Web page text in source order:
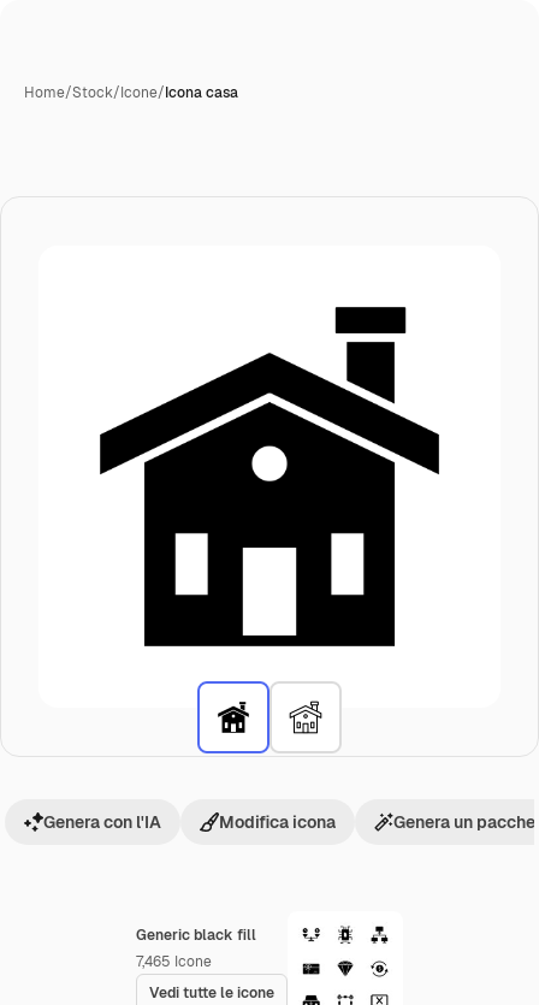
Home/Stock/Icone/Icona casa
Generic black fill
7,465 Icone
Vedi tutte le icone
Genera con l'IA Modifica icona Genera un